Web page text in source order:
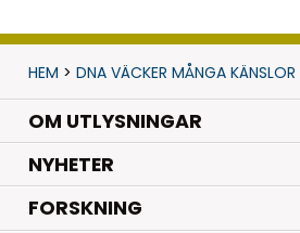
HEM > DNA VÄCKER MÅNGA KÄNSLOR
OM UTLYSNINGAR
NYHETER.
FORSKNING.